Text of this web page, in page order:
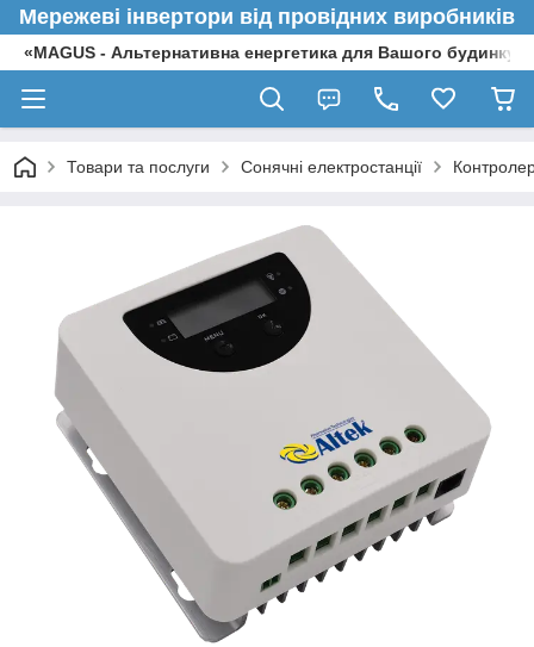
Мережеві інвертори від провідних виробників
«MAGUS - Альтернативна енергетика для Вашого будинку»
Товари та послуги Сонячні електростанції